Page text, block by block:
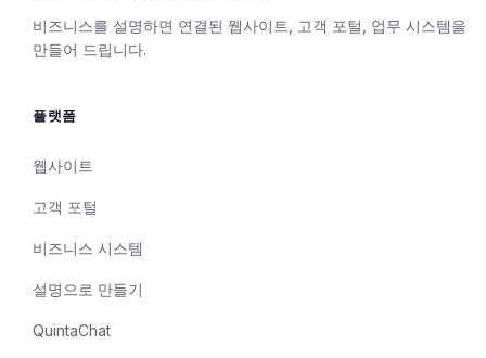
비즈니스를 설명하면 연결된 웹사이트, 고객 포털, 업무 시스템을
만들어 드립니다.
플랫폼
웹사이트
고객 포털
비즈니스 시스템
설명으로 만들기
QuintaChat